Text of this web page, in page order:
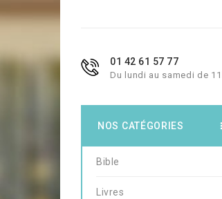
01 42 61 57 77
Du lundi au samedi de
NOS CATÉGORIES
Bible
Livres